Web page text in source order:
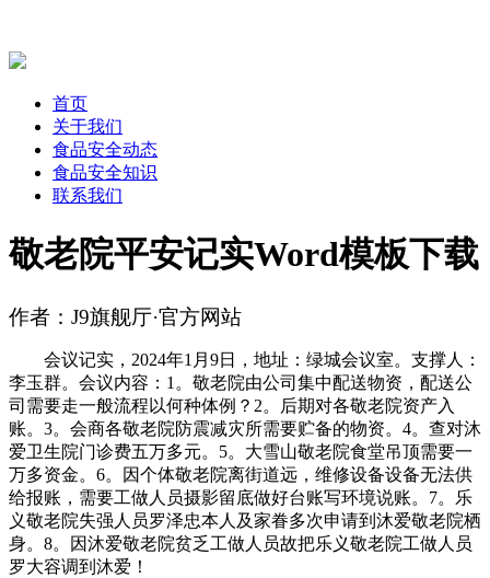
首页
关于我们
食品安全动态
食品安全知识
联系我们
敬老院平安记实Word模板下载
作者：J9旗舰厅·官方网站
会议记实，2024年1月9日，地址：绿城会议室。支撑人：
李玉群。会议内容：1。敬老院由公司集中配送物资，配送公
司需要走一般流程以何种体例？2。后期对各敬老院资产入
账。3。会商各敬老院防震减灾所需要贮备的物资。4。查对沐
爱卫生院门诊费五万多元。5。大雪山敬老院食堂吊顶需要一
万多资金。6。因个体敬老院离街道远，维修设备设备无法供
给报账，需要工做人员摄影留底做好台账写环境说账。7。乐
义敬老院失强人员罗泽忠本人及家眷多次申请到沐爱敬老院栖
身。8。因沐爱敬老院贫乏工做人员故把乐义敬老院工做人员
罗大容调到沐爱！